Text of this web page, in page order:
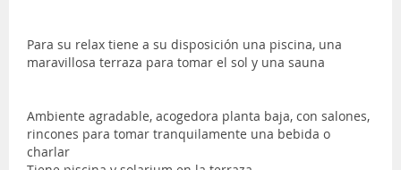
Para su relax tiene a su disposición una piscina, una
maravillosa terraza para tomar el sol y una sauna
Ambiente agradable, acogedora planta baja, con salones,
rincones para tomar tranquilamente una bebida o
charlar